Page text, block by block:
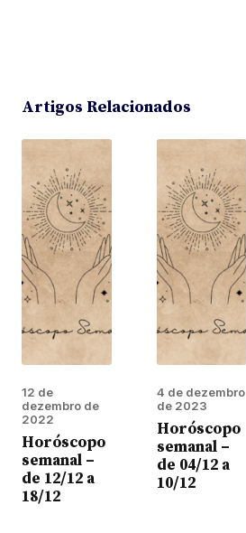
Artigos Relacionados
12 de
dezembro de
2022
Horóscopo
semanal –
de 12/12 a
18/12
4 de dezembro
de 2023
Horóscopo
semanal –
de 04/12 a
10/12